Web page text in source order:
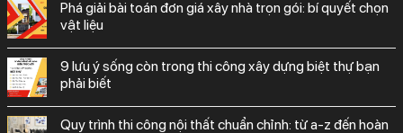
phá giải bài toán đơn giá xây nhà trọn gói: bí quyết chọn
vật liệu
9 lưu ý sống còn trong thi công xây dựng biệt thự bạn
phải biết
quy trình thi công nội thất chuẩn chỉnh: từ a-z đến hoàn